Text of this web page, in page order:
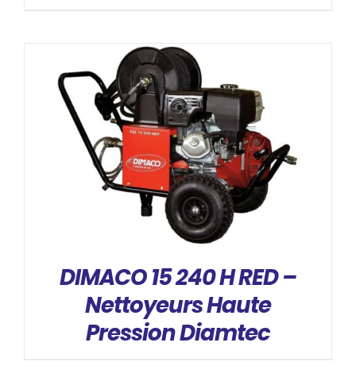
DÉTAILS
DIMACO 15 240 H RED –
Nettoyeurs Haute
Pression Diamtec